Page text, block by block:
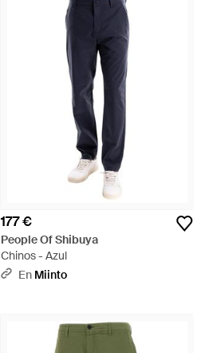
177 €
People Of Shibuya
Chinos - Azul
En Miinto